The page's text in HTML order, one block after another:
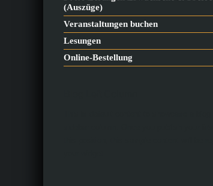
(Auszüge)
Veranstaltungen buchen
Lesungen
Online-Bestellung